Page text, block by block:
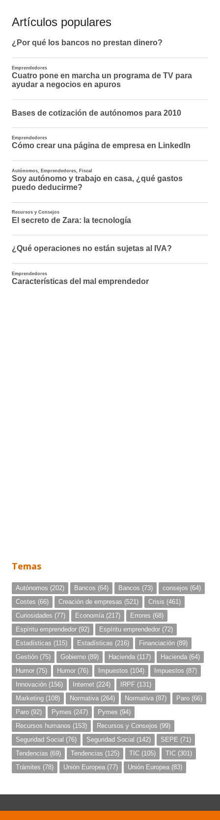
Artículos populares
Temas
Autónomos (202) Bancos (64) Bancos (73) consejos (64)
Costes (66) Creación de empresas (521) Crisis (461)
Curiosidades (77) Economía (217) Errores (68)
Espíritu emprendedor (92) Espíritu emprendedor (72)
Estadísticas (115) Estadísticas (216) Financiación (89)
Gestión (75) Gobierno (89) Hacienda (117) Hacienda (64)
Humor (75) Humor (76) Impuestos (104) Impuestos (87)
Innovación (156) Internet (224) IRPF (131)
Marketing (108) Normativa (264) Normativa (87) Paro (66)
Paro (92) Pymes (247) Pymes (94)
Recursos humanos (153) Recursos y Consejos (99)
Seguridad Social (76) Seguridad Social (142) SEPE (71)
Tendencias (69) Tendencias (125) TIC (105) TIC (301)
Trámites (78) Unión Europea (77) Unión Europea (83)